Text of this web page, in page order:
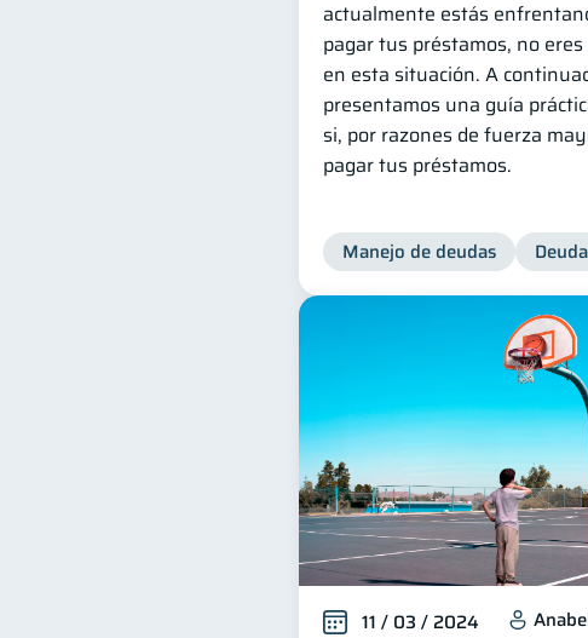
actualmente estás
pagar tus préstamos, no
en esta situación. A
presentamos una guía
si, por razones de fuerza
pagar tus préstamos.
Manejo de deudas
11 / 03 / 2024